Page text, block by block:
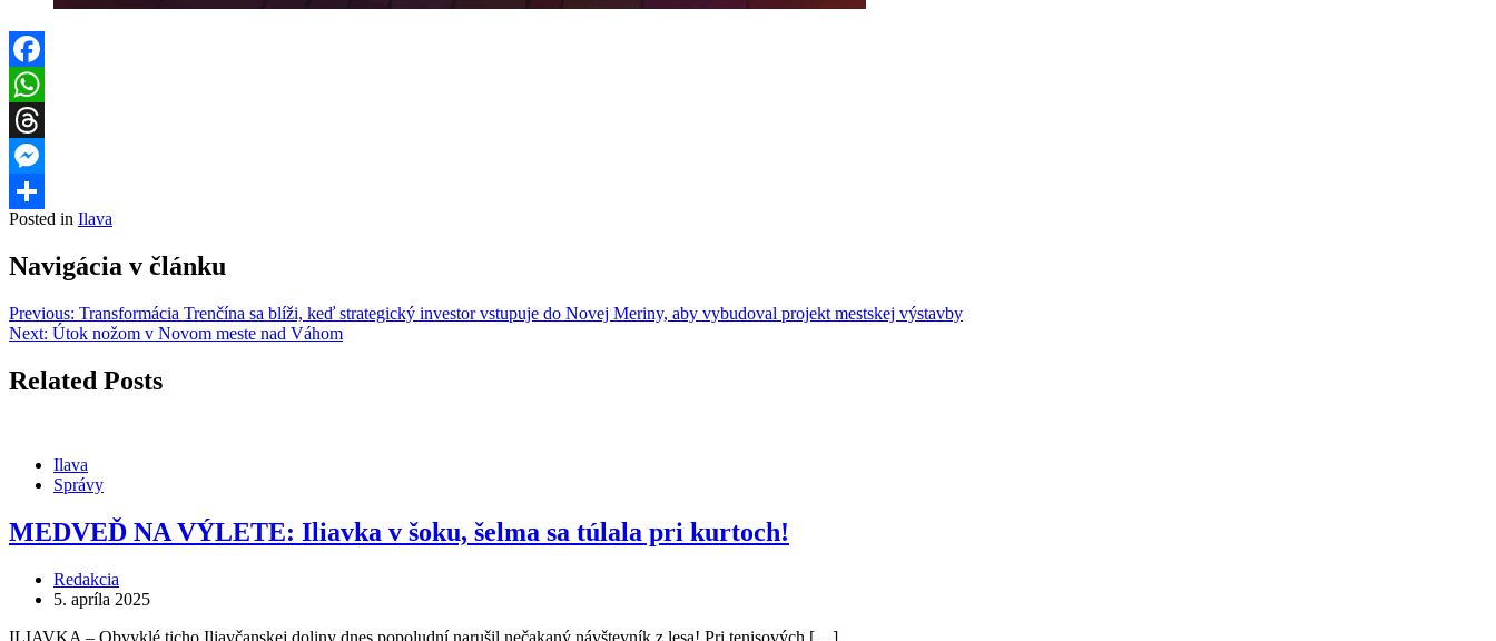
Facebook
WhatsApp
Threads
Messenger
Share
Posted in Ilava
Navigácia v článku
Previous: Transformácia Trenčína sa blíži, keď strategický investor vstupuje do Novej Meriny, aby vybudoval projekt mestskej výstavby
Next: Útok nožom v Novom meste nad Váhom
Related Posts
Ilava
Správy
MEDVEĎ NA VÝLETE: Iliavka v šoku, šelma sa túlala pri kurtoch!
Redakcia
5. apríla 2025